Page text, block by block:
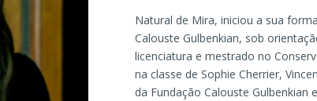
Natural de Mira, iniciou a sua
Calouste Gulbenkian, sob
licenciatura e mestrado no
na classe de Sophie Cherrier,
da Fundação Calouste Gulbenkian